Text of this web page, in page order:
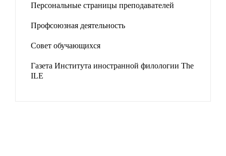
Персональные страницы преподавателей
Профсоюзная деятельность
Совет обучающихся
Газета Института иностранной филологии The
ILE